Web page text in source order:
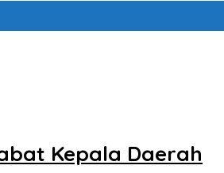
Kepala Daerah